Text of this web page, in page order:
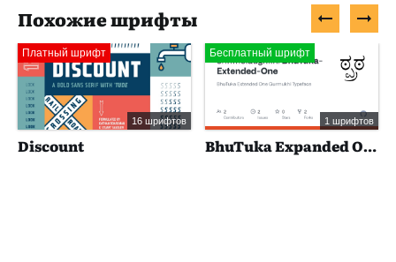
Похожие шрифты
Платный шрифт
16 шрифтов
Discount
Бесплатный шрифт
1 шрифтов
BhuTuka Expanded One